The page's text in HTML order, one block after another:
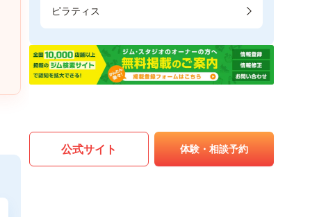
ピラティス
公式サイト 体験・相談予約